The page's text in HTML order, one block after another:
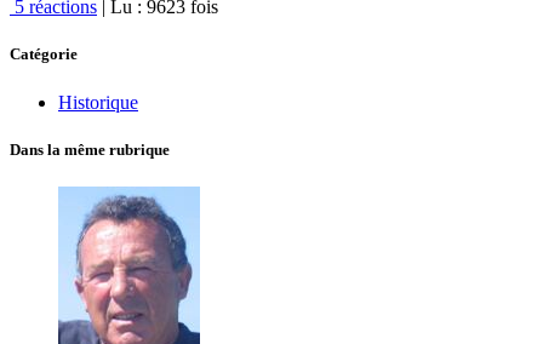
5 réactions | Lu : 9623 fois
Catégorie
Historique
Dans la même rubrique